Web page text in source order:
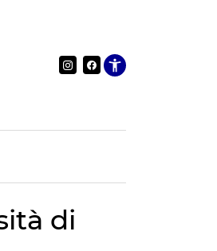
Apri le
di